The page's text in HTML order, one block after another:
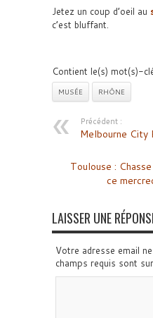
Jetez un coup d’oeil au
c’est bluffant.
Contient le(s) mot(s)-
MUSÉE
RHÔNE
Précédent :
Melbourne City
Toulouse :
ce
LAISSER UNE
Votre adresse email
champs requis sont